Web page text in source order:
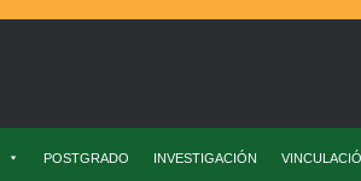
POSTGRADO INVESTIGACIÓN